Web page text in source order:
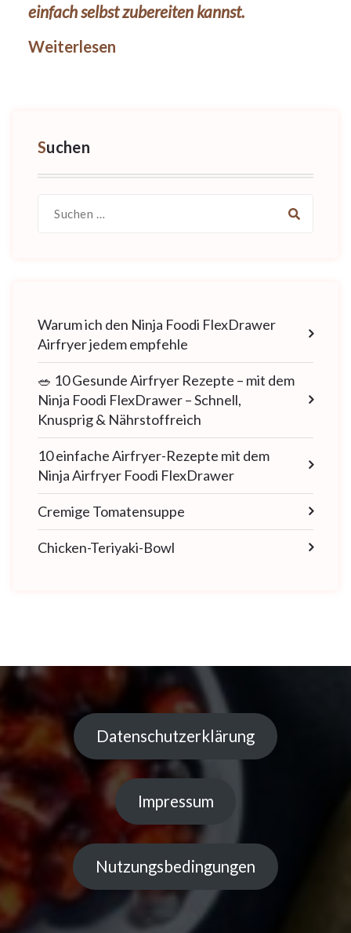
einfach selbst zubereiten kannst.
Weiterlesen
Suchen
nach:
Warum ich den Ninja Foodi FlexDrawer
Airfryer jedem empfehle
🥗 10 Gesunde Airfryer Rezepte – mit dem
Ninja Foodi FlexDrawer – Schnell,
Knusprig & Nährstoffreich
10 einfache Airfryer-Rezepte mit dem
Ninja Airfryer Foodi FlexDrawer
Cremige Tomatensuppe
Chicken-Teriyaki-Bowl
Datenschutzerklärung
Impressum
Nutzungsbedingungen